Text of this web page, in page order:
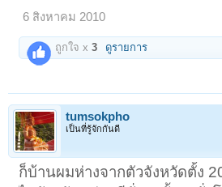
6 สิงหาคม 2010
ถูกใจ x3 ดูรายการ
tumsokpho
เป็นที่รู้จักกันดี
ก็บ้านผมห่างจากตัวจังหวัดตั้ง